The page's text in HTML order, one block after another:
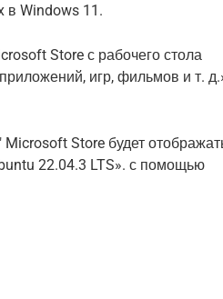
в Windows 11.
Store с рабочего стола
игр, фильмов и т.
Store будет
22.04.3 LTS». с помощью